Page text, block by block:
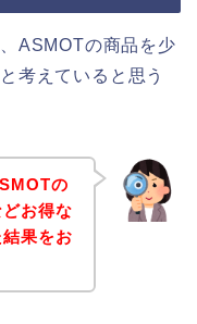
ASMOTの商品を少
考えていると思う
の
お得な
果をお